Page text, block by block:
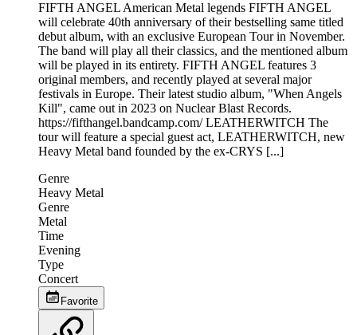
FIFTH ANGEL American Metal legends FIFTH ANGEL
will celebrate 40th anniversary of their bestselling same titled
debut album, with an exclusive European Tour in November.
The band will play all their classics, and the mentioned album
will be played in its entirety. FIFTH ANGEL features 3
original members, and recently played at several major
festivals in Europe. Their latest studio album, "When Angels
Kill", came out in 2023 on Nuclear Blast Records.
https://fifthangel.bandcamp.com/ LEATHERWITCH The
tour will feature a special guest act, LEATHERWITCH, new
Heavy Metal band founded by the ex-CRYS [...]
Genre
Heavy Metal
Genre
Metal
Time
Evening
Type
Concert
Favorite